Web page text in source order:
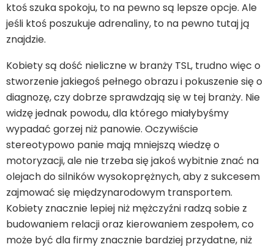
ktoś szuka spokoju, to na pewno są lepsze opcje. Ale
jeśli ktoś poszukuje adrenaliny, to na pewno tutaj ją
znajdzie.
Kobiety są dość nieliczne w branży TSL, trudno więc o
stworzenie jakiegoś pełnego obrazu i pokuszenie się o
diagnozę, czy dobrze sprawdzają się w tej branży. Nie
widzę jednak powodu, dla którego miałybyśmy
wypadać gorzej niż panowie. Oczywiście
stereotypowo panie mają mniejszą wiedzę o
motoryzacji, ale nie trzeba się jakoś wybitnie znać na
olejach do silników wysokoprężnych, aby z sukcesem
zajmować się międzynarodowym transportem.
Kobiety znacznie lepiej niż mężczyźni radzą sobie z
budowaniem relacji oraz kierowaniem zespołem, co
może być dla firmy znacznie bardziej przydatne, niż